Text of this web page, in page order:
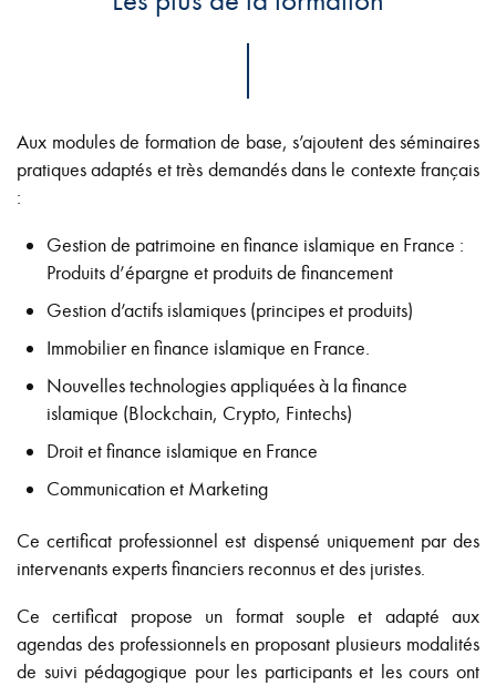
Aux modules de formation de base, s’ajoutent des séminaires
pratiques adaptés et très demandés dans le contexte français
:
Gestion de patrimoine en finance islamique en France :
Produits d’épargne et produits de financement
Gestion d’actifs islamiques (principes et produits)
Immobilier en finance islamique en France.
Nouvelles technologies appliquées à la finance
islamique (Blockchain, Crypto, Fintechs)
Droit et finance islamique en France
Communication et Marketing
Ce certificat professionnel est dispensé uniquement par des
intervenants experts financiers reconnus et des juristes.
Ce certificat propose un format souple et adapté aux
agendas des professionnels en proposant plusieurs modalités
de suivi pédagogique pour les participants et les cours ont